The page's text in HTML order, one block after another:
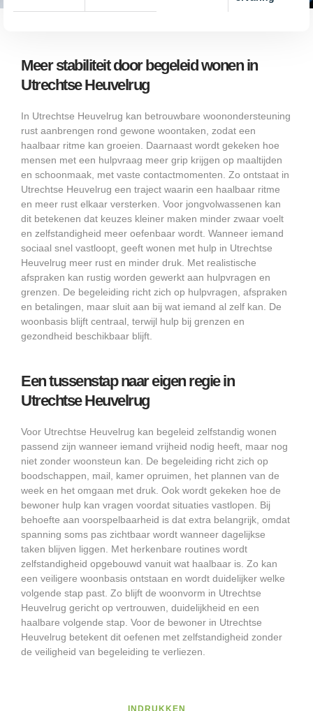
Meer stabiliteit door begeleid wonen in
Utrechtse Heuvelrug
In Utrechtse Heuvelrug kan betrouwbare woonondersteuning
rust aanbrengen rond gewone woontaken, zodat een
haalbaar ritme kan groeien. Daarnaast wordt gekeken hoe
mensen met een hulpvraag meer grip krijgen op maaltijden
en schoonmaak, met vaste contactmomenten. Zo ontstaat in
Utrechtse Heuvelrug een traject waarin een haalbaar ritme
en meer rust elkaar versterken. Voor jongvolwassenen kan
dit betekenen dat keuzes kleiner maken minder zwaar voelt
en zelfstandigheid meer oefenbaar wordt. Wanneer iemand
sociaal snel vastloopt, geeft wonen met hulp in Utrechtse
Heuvelrug meer rust en minder druk. Met realistische
afspraken kan rustig worden gewerkt aan hulpvragen en
grenzen. De begeleiding richt zich op hulpvragen, afspraken
en betalingen, maar sluit aan bij wat iemand al zelf kan. De
woonbasis blijft centraal, terwijl hulp bij grenzen en
gezondheid beschikbaar blijft.
Een tussenstap naar eigen regie in
Utrechtse Heuvelrug
Voor Utrechtse Heuvelrug kan begeleid zelfstandig wonen
passend zijn wanneer iemand vrijheid nodig heeft, maar nog
niet zonder woonsteun kan. De begeleiding richt zich op
boodschappen, mail, kamer opruimen, het plannen van de
week en het omgaan met druk. Ook wordt gekeken hoe de
bewoner hulp kan vragen voordat situaties vastlopen. Bij
behoefte aan voorspelbaarheid is dat extra belangrijk, omdat
spanning soms pas zichtbaar wordt wanneer dagelijkse
taken blijven liggen. Met herkenbare routines wordt
zelfstandigheid opgebouwd vanuit wat haalbaar is. Zo kan
een veiligere woonbasis ontstaan en wordt duidelijker welke
volgende stap past. Zo blijft de woonvorm in Utrechtse
Heuvelrug gericht op vertrouwen, duidelijkheid en een
haalbare volgende stap. Voor de bewoner in Utrechtse
Heuvelrug betekent dit oefenen met zelfstandigheid zonder
de veiligheid van begeleiding te verliezen.